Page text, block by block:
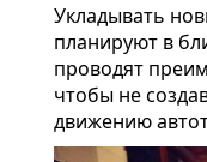
Укладывать
планируют в
проводят
чтобы не
движению